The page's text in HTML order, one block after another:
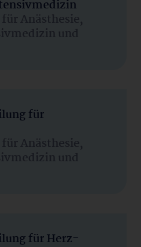
Anästhesie,
und
für
Anästhesie,
und
für Herz-